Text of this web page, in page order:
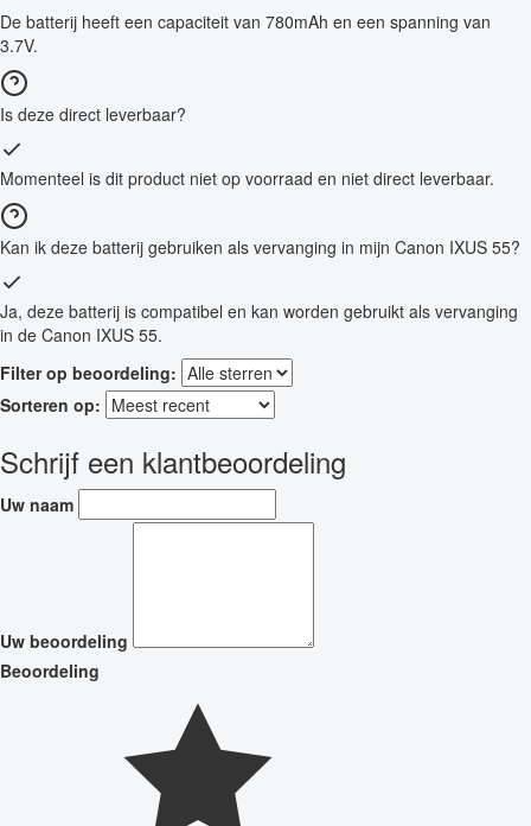
De batterij heeft een capaciteit van 780mAh en een spanning van
3.7V.
Is deze direct leverbaar?
Momenteel is dit product niet op voorraad en niet direct leverbaar.
Kan ik deze batterij gebruiken als vervanging in mijn Canon IXUS 55?
Ja, deze batterij is compatibel en kan worden gebruikt als vervanging
in de Canon IXUS 55.
Filter op beoordeling:
Sorteren op:
Schrijf een klantbeoordeling
Uw naam
Uw beoordeling
Beoordeling